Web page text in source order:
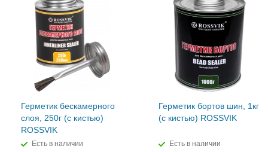
Герметик бескамерного
слоя, 250г (с кистью)
ROSSVIK
Есть в наличии
Герметик бортов шин, 1кг
(с кистью) ROSSVIK
Есть в наличии